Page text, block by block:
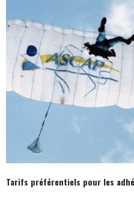
Tarifs préférentiels pour les